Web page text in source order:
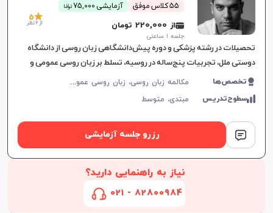
55 کلاس موفق آزمایشی 75,000 توما
ن
از 220,000 تومان
جلسه ۱ ساعتی
5
از 6 نظر
تحصیلات در رشته پزشکی و دوره پیش‌دانشگاهی زبان روسی از دانشگاه
دوستی ملل، تجربیات پنج‌ساله در روسیه، تسلط بر زبان روسی عمومی و
تخصصی پزشکی، آموزش به زبان‌آموزان با منابع معتبر و ساختاردهی من
تخصص‌ها م
کالمه زبان روسی، زبان روسی عمومی، پادفک
سطوح‌تدریس مبتدی، متوسط
رزرو جلسه آزمایشی
نیاز به راهنمایی دارید؟
82800984 - 021